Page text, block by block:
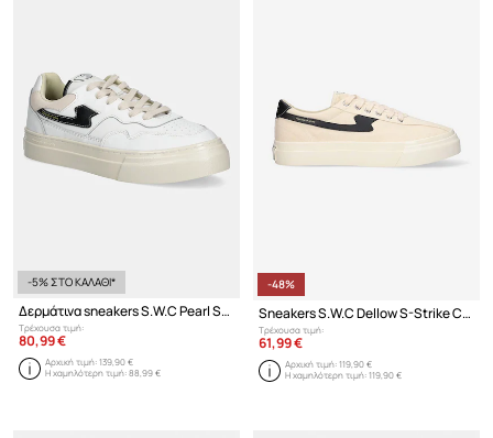
-5% ΣΤΟ ΚΑΛΑΘΙ*
Δερμάτινα sneakers S.W.C Pearl S-Strike Leather
Τρέχουσα τιμή:
80,99 €
Αρχική τιμή:139,90 €
Η χαμηλότερη τιμή:88,99 €
-48%
Sneakers S.W.C Dellow S-Strike Canvas
Τρέχουσα τιμή:
61,99 €
Αρχική τιμή:119,90 €
Η χαμηλότερη τιμή:119,90 €